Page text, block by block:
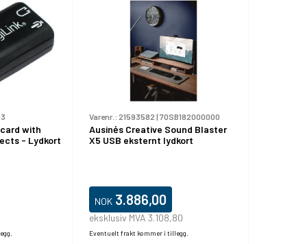
with
- Lydkort
Varenr.: 21593582 | 70SB182000000
Ausinės Creative Sound Blaster
X5 USB eksternt lydkort
NOK 3.886,00
eksklusiv MVA 3.108,80
Eventuelt frakt kommer i tillegg.